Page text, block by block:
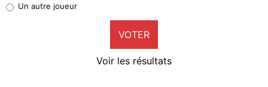
9%
Un autre joueur
VOTER
Voir les résultats